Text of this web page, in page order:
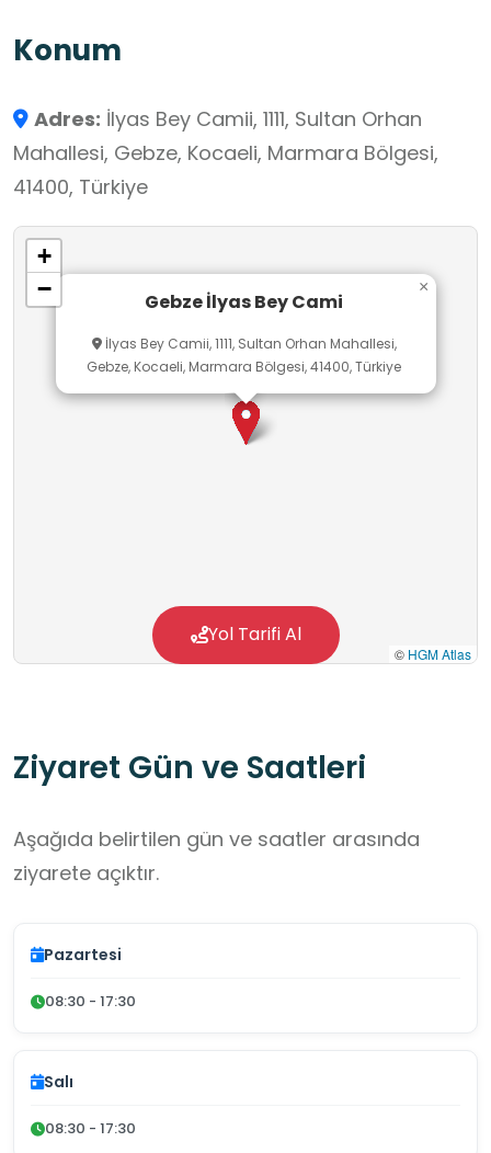
dokusuyla Osmanlı’nın erken dönem ibadet
İlyas Bey Camii, tarih ve kültür dersleri
kapsamında okul dışı öğrenme ortamı olarak
öğrencilerin Osmanlı dönemi mimarisini yerinde
gözlemleyebilecekleri, geçmişten günümüze
uzanan kültürel mirası tanıyabilecekleri bir
öğrenme alanı sunmaktadır. Öğrenciler burada
ve mimari unsurlar üzerinden dönem hakkında
bilgi edinebilirler. Bu yönüyle cami, öğrencilerin
tarih bilinci ve kültürel miras farkındalığı
Konum
Adres: İlyas Bey Camii, 1111, Sultan Orhan
Mahallesi, Gebze, Kocaeli, Marmara Bölgesi,
41400, Türkiye
Gebze İlyas Bey Cami
İlyas Bey Camii, 1111, Sultan Orhan Mahallesi,
Gebze, Kocaeli, Marmara Bölgesi, 41400, Türkiye
×
+
−
© HGM Atlas
Yol Tarifi Al
Ziyaret Gün ve Saatleri
Aşağıda belirtilen gün ve saatler arasında
ziyarete açıktır.
Pazartesi
08:30 - 17:30
Salı
08:30 - 17:30